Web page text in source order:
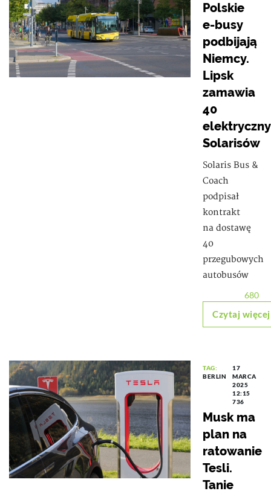
Polskie
e-busy
podbijają
Niemcy.
Lipsk
zamawia
40
Solarisów
Solaris Bus &
Coach
podpisał
kontrakt
na dostawę
40
przegubowych
autobusów
680
Czytaj więcej
TAG:
BERLIN
17
MARCA
2025
12:15
736
Musk ma
plan na
ratowanie
Tesli.
Tanie